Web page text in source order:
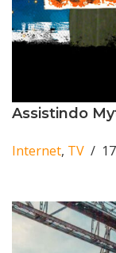
Assistindo
Internet, TV